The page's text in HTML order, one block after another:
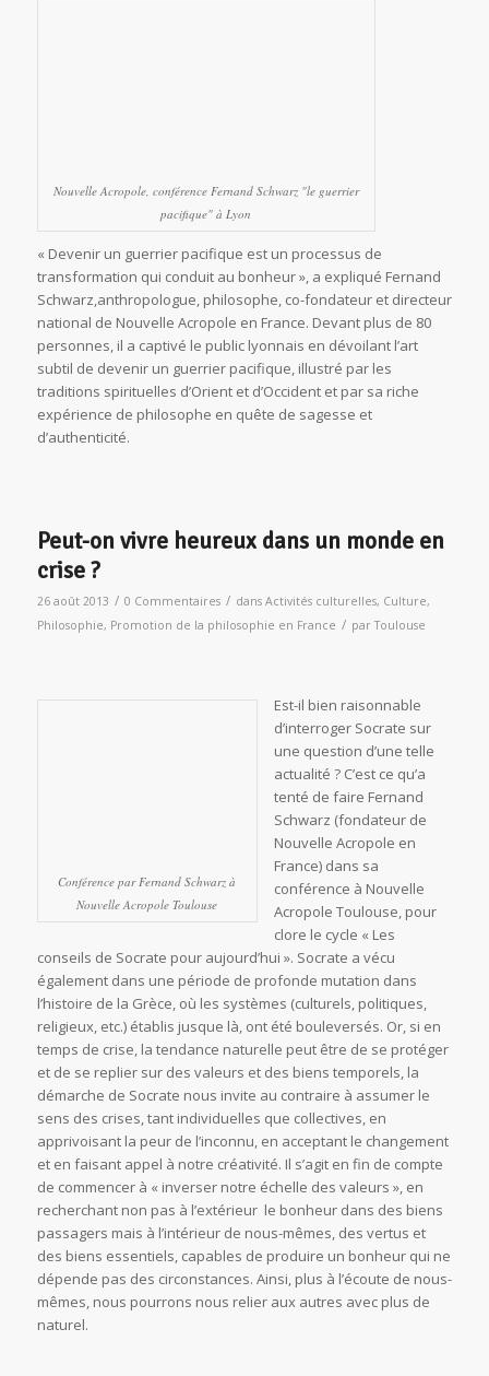
personnes, il a captivé le public lyonnais en dévoilant l’art
subtil de devenir un guerrier pacifique, illustré par les
traditions spirituelles d’Orient et d’Occident et par sa riche
expérience de philosophe en quête de sagesse et
d’authenticité.
Peut-on vivre heureux dans un monde en
crise ?
une question d’une telle
actualité ? C’est ce qu’a
Nouvelle Acropole en
France) dans sa
conférence à Nouvelle
Acropole Toulouse, pour
clore le cycle « Les
conseils de Socrate pour aujourd’hui ». Socrate a vécu
également dans une période de profonde mutation dans
l’histoire de la Grèce, où les systèmes (culturels, politiques,
religieux, etc.) établis jusque là, ont été bouleversés. Or, si en
temps de crise, la tendance naturelle peut être de se protéger
et de se replier sur des valeurs et des biens temporels, la
démarche de Socrate nous invite au contraire à assumer le
sens des crises, tant individuelles que collectives, en
apprivoisant la peur de l’inconnu, en acceptant le changement
et en faisant appel à notre créativité. Il s’agit en fin de compte
de commencer à « inverser notre échelle des valeurs », en
recherchant non pas à l’extérieur le bonheur dans des biens
passagers mais à l’intérieur de nous-mêmes, des vertus et
des biens essentiels, capables de produire un bonheur qui ne
dépende pas des circonstances. Ainsi, plus à l’écoute de nous-
mêmes, nous pourrons nous relier aux autres avec plus de
naturel.
Le bonheur selon Socrate dans l’Agora !
9 juillet 2012 / 0 Commentaires / / Rouen